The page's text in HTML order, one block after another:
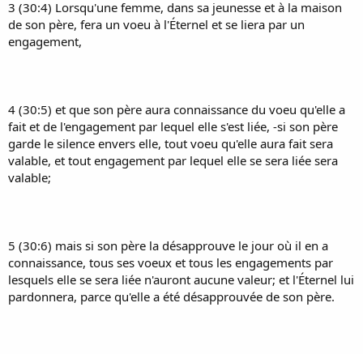
3 (30:4) Lorsqu'une femme, dans sa jeunesse et à la maison
de son père, fera un voeu à l'Éternel et se liera par un
engagement,
4 (30:5) et que son père aura connaissance du voeu qu'elle a
fait et de l'engagement par lequel elle s'est liée, -si son père
garde le silence envers elle, tout voeu qu'elle aura fait sera
valable, et tout engagement par lequel elle se sera liée sera
valable;
5 (30:6) mais si son père la désapprouve le jour où il en a
connaissance, tous ses voeux et tous les engagements par
lesquels elle se sera liée n'auront aucune valeur; et l'Éternel lui
pardonnera, parce qu'elle a été désapprouvée de son père.